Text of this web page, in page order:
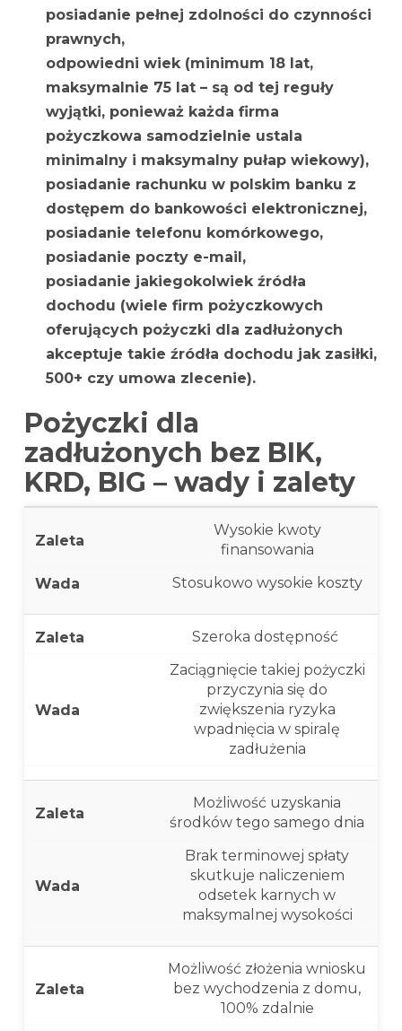
posiadanie pełnej zdolności do czynności
prawnych,
odpowiedni wiek (minimum 18 lat,
maksymalnie 75 lat – są od tej reguły
wyjątki, ponieważ każda firma
pożyczkowa samodzielnie ustala
minimalny i maksymalny pułap wiekowy),
posiadanie rachunku w polskim banku z
dostępem do bankowości elektronicznej,
posiadanie telefonu komórkowego,
posiadanie poczty e-mail,
posiadanie jakiegokolwiek źródła
dochodu (wiele firm pożyczkowych
oferujących pożyczki dla zadłużonych
akceptuje takie źródła dochodu jak zasiłki,
500+ czy umowa zlecenie).
Pożyczki dla
zadłużonych bez BIK,
KRD, BIG – wady i zalety
Wysokie kwoty
finansowania
Stosukowo wysokie koszty
Szeroka dostępność
Zaciągnięcie takiej pożyczki
przyczynia się do
zwiększenia ryzyka
wpadnięcia w spiralę
zadłużenia
Możliwość uzyskania
środków tego samego dnia
Brak terminowej spłaty
skutkuje naliczeniem
odsetek karnych w
maksymalnej wysokości
Możliwość złożenia wniosku
bez wychodzenia z domu,
100% zdalnie